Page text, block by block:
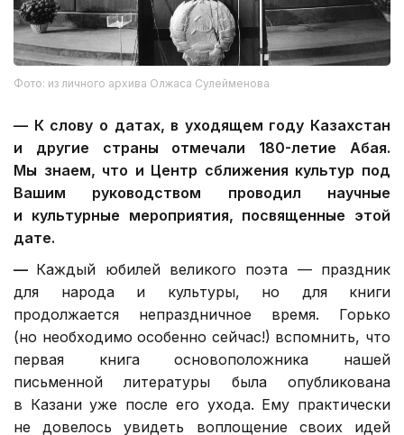
Фото: из личного архива Олжаса Сулейменова
— К слову о датах, в уходящем году Казахстан
и другие страны отмечали 180-летие Абая.
Мы знаем, что и Центр сближения культур под
Вашим руководством проводил научные
и культурные мероприятия, посвященные этой
дате.
— Каждый юбилей великого поэта — праздник
для народа и культуры, но для книги
продолжается непраздничное время. Горько
(но необходимо особенно сейчас!) вспомнить, что
первая книга основоположника нашей
письменной литературы была опубликована
в Казани уже после его ухода. Ему практически
не довелось увидеть воплощение своих идей